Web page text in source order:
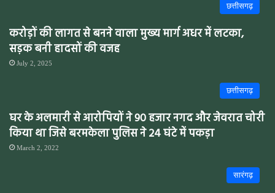
छत्तीसगढ़
करोड़ों की लागत से बनने वाला मुख्य मार्ग अधर में लटका,
सड़क बनी हादसों की वजह
July 2, 2025
छत्तीसगढ़
घर के अलमारी से आरोपियों ने 90 हजार नगद और जेवरात चोरी
किया था जिसे बरमकेला पुलिस ने 24 घंटे में पकड़ा
March 2, 2022
सारंगढ़